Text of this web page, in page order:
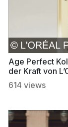
Age Perfect
der Kraft von
614 views